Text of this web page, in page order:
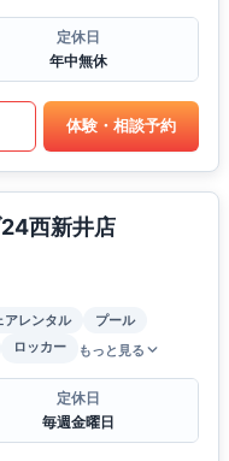
定休日
年中無休
体験・相談予約
西新井店
アレンタル
プール
ロッカー もっと見る
定休日
毎週金曜日